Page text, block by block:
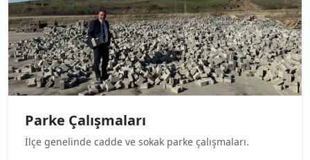
Parke Çalışmaları
İlçe genelinde cadde ve sokak parke çalışmaları.